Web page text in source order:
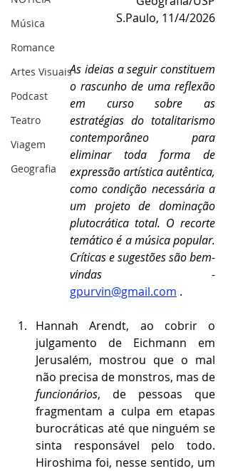
Música
Romance
Artes Visuais
Podcast
Teatro
Viagem
Geografia
S.Paulo, 11/4/2026
As ideias a seguir constituem
o rascunho de uma reflexão
em curso sobre as
estratégias do totalitarismo
contemporâneo para
eliminar toda forma de
expressão artística autêntica,
como condição necessária a
um projeto de dominação
plutocrática total. O recorte
temático é a música popular.
Críticas e sugestões são bem-
gpurvin@gmail.com .
Hannah Arendt, ao cobrir o
julgamento de Eichmann em
Jerusalém, mostrou que o mal
funcionários, de pessoas que
fragmentam a culpa em etapas
burocráticas até que ninguém se
sinta responsável pelo todo.
Hiroshima foi, nesse sentido, um